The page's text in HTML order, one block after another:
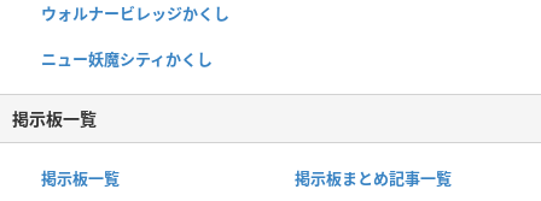
ウォルナービレッジかくし
ニュー妖魔シティかくし
掲示板一覧
掲示板一覧 掲示板まとめ記事一覧